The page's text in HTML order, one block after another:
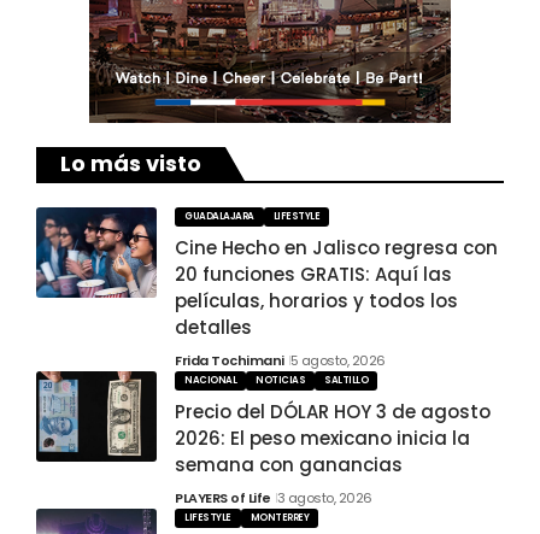
Lo más visto
GUADALAJARA LIFESTYLE
Cine Hecho en Jalisco regresa con
20 funciones GRATIS: Aquí las
películas, horarios y todos los
detalles
Frida Tochimani 5 agosto, 2026
NACIONAL NOTICIAS SALTILLO
Precio del DÓLAR HOY 3 de agosto
2026: El peso mexicano inicia la
semana con ganancias
PLAYERS of Life 3 agosto, 2026
LIFESTYLE MONTERREY